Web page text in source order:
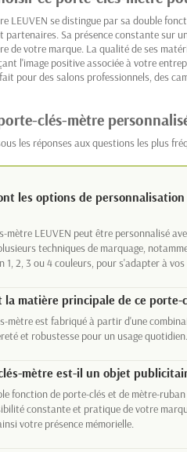
LEUVEN se distingue par sa double
partenaires. Sa présence constante sur
de votre marque. La qualité de ses
l'image positive associée à votre
pour des salons professionnels, des
clés-mètre
les réponses aux questions les plus
les options de
mètre LEUVEN peut être personnalisé
techniques de marquage,
1, 2, 3 ou 4 couleurs, pour s'adapter à
la matière principale de ce porte-
mètre est fabriqué à partir d'une
et robustesse pour un usage quotidien.
mètre est-il un objet
fonction de porte-clés et de mètre-
constante et pratique de votre
votre présence mémorielle.